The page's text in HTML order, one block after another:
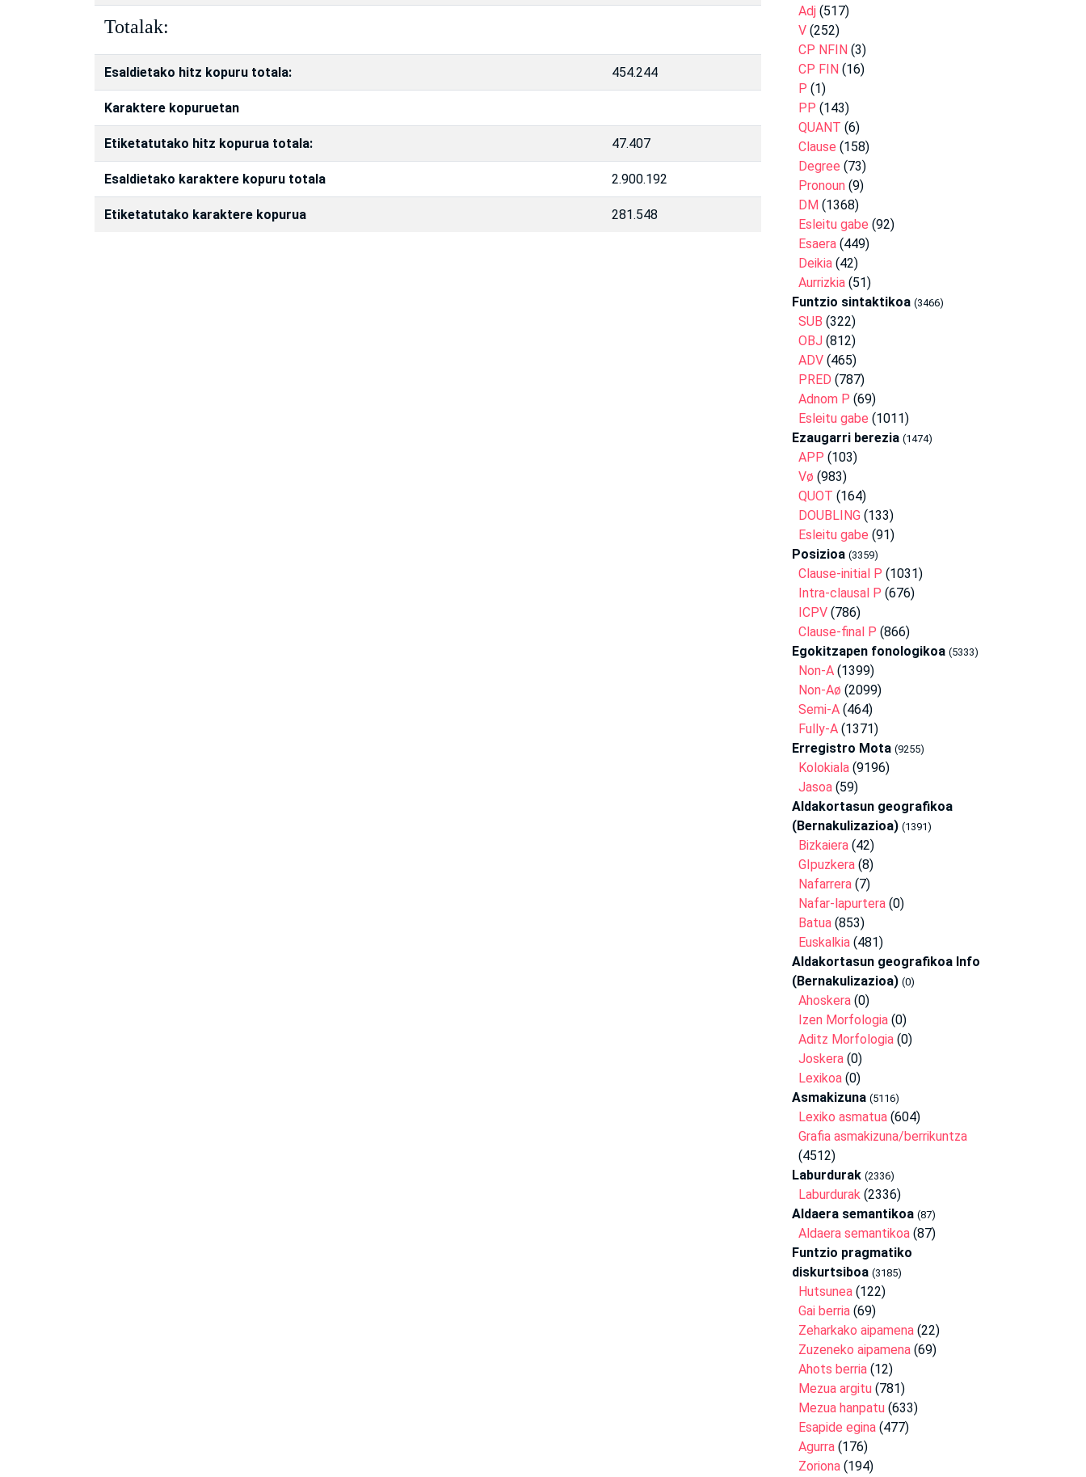
Totalak:
Esaldietako hitz kopuru totala: 454.244
Karaktere kopuruetan
Etiketatutako hitz kopurua totala: 47.407
Esaldietako karaktere kopuru totala 2.900.192
Etiketatutako karaktere kopurua 281.548
Adj (517)
V (252)
CP NFIN (3)
CP FIN (16)
P (1)
PP (143)
QUANT (6)
Clause (158)
Degree (73)
Pronoun (9)
DM (1368)
Esleitu gabe (92)
Esaera (449)
Deikia (42)
Aurrizkia (51)
Funtzio sintaktikoa (3466)
SUB (322)
OBJ (812)
ADV (465)
PRED (787)
Adnom P (69)
Esleitu gabe (1011)
Ezaugarri berezia (1474)
APP (103)
Vø (983)
QUOT (164)
DOUBLING (133)
Esleitu gabe (91)
Posizioa (3359)
Clause-initial P (1031)
Intra-clausal P (676)
ICPV (786)
Clause-final P (866)
Egokitzapen fonologikoa (5333)
Non-A (1399)
Non-Aø (2099)
Semi-A (464)
Fully-A (1371)
Erregistro Mota (9255)
Kolokiala (9196)
Jasoa (59)
Aldakortasun geografikoa
(Bernakulizazioa) (1391)
Bizkaiera (42)
GIpuzkera (8)
Nafarrera (7)
Nafar-lapurtera (0)
Batua (853)
Euskalkia (481)
Aldakortasun geografikoa Info
(Bernakulizazioa) (0)
Ahoskera (0)
Izen Morfologia (0)
Aditz Morfologia (0)
Joskera (0)
Lexikoa (0)
Asmakizuna (5116)
Lexiko asmatua (604)
Grafia asmakizuna/berrikuntza
(4512)
Laburdurak (2336)
Laburdurak (2336)
Aldaera semantikoa (87)
Aldaera semantikoa (87)
Funtzio pragmatiko
diskurtsiboa (3185)
Hutsunea (122)
Gai berria (69)
Zeharkako aipamena (22)
Zuzeneko aipamena (69)
Ahots berria (12)
Mezua argitu (781)
Mezua hanpatu (633)
Esapide egina (477)
Agurra (176)
Zoriona (194)